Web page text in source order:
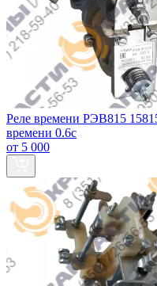
Реле времени РЭВ815
времени 0.6с
от 5 000